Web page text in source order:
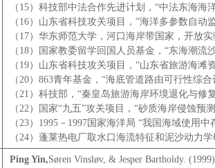
（15）科技部中法合作先进计划，“中法东海海
（16）山东省科技攻关项目，”海洋多参数自
（17）华东师范大学，河口海岸带国家，开放
（18）国家教委留学回国人员基金，“东海潮流
（19）山东省科技攻关项目，“山东省旅游海滩
（20）863青年基金，“海底管道路由可行性综
（21）科技部，“秦皇岛旅游海岸环境退化与修
（22）国家“九五”攻关项目，“砂质海岸侵蚀预
（23）1995－1997国家海洋局 “我国海域使用
（24）蓬莱热电厂取水口海流特征和泥沙动力学
Ping Yin,Søren Vinsløv, & Jesper Bartholdy.